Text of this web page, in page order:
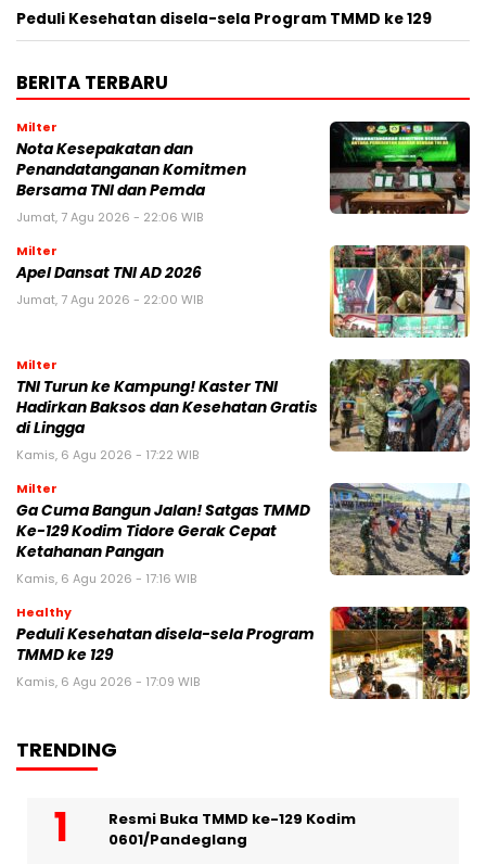
Peduli Kesehatan disela-sela Program TMMD ke 129
BERITA TERBARU
Milter
Nota Kesepakatan dan
Penandatanganan Komitmen
Bersama TNI dan Pemda
Jumat, 7 Agu 2026 - 22:06 WIB
Milter
Apel Dansat TNI AD 2026
Jumat, 7 Agu 2026 - 22:00 WIB
Milter
TNI Turun ke Kampung! Kaster TNI
Hadirkan Baksos dan Kesehatan Gratis
di Lingga
Kamis, 6 Agu 2026 - 17:22 WIB
Milter
Ga Cuma Bangun Jalan! Satgas TMMD
Ke-129 Kodim Tidore Gerak Cepat
Ketahanan Pangan
Kamis, 6 Agu 2026 - 17:16 WIB
Healthy
Peduli Kesehatan disela-sela Program
TMMD ke 129
Kamis, 6 Agu 2026 - 17:09 WIB
TRENDING
Resmi Buka TMMD ke-129 Kodim
0601/Pandeglang